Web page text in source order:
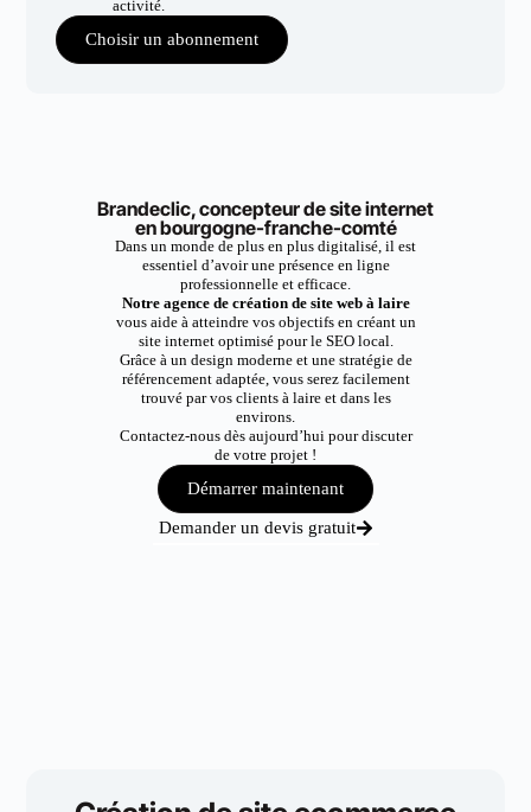
activité.
Choisir un abonnement
Brandeclic, concepteur de site internet
en bourgogne-franche-comté
Dans un monde de plus en plus digitalisé, il est
essentiel d’avoir une présence en ligne
professionnelle et efficace.
Notre agence de création de site web à laire
vous aide à atteindre vos objectifs en créant un
site internet optimisé pour le SEO local.
Grâce à un design moderne et une stratégie de
référencement adaptée, vous serez facilement
trouvé par vos clients à laire et dans les
environs.
Contactez-nous dès aujourd’hui pour discuter
de votre projet !
Démarrer maintenant
Demander un devis gratuit